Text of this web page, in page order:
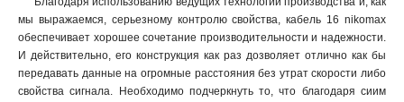
мы выражаемся, серьезному контролю свойства, кабель 16 nikomax
обеспечивает хорошее сочетание производительности и надежности.
И действительно, его конструкция как раз дозволяет отлично как бы
передавать данные на огромные расстояния без утрат скорости либо
свойства сигнала. Необходимо подчеркнуть то, что благодаря сиим